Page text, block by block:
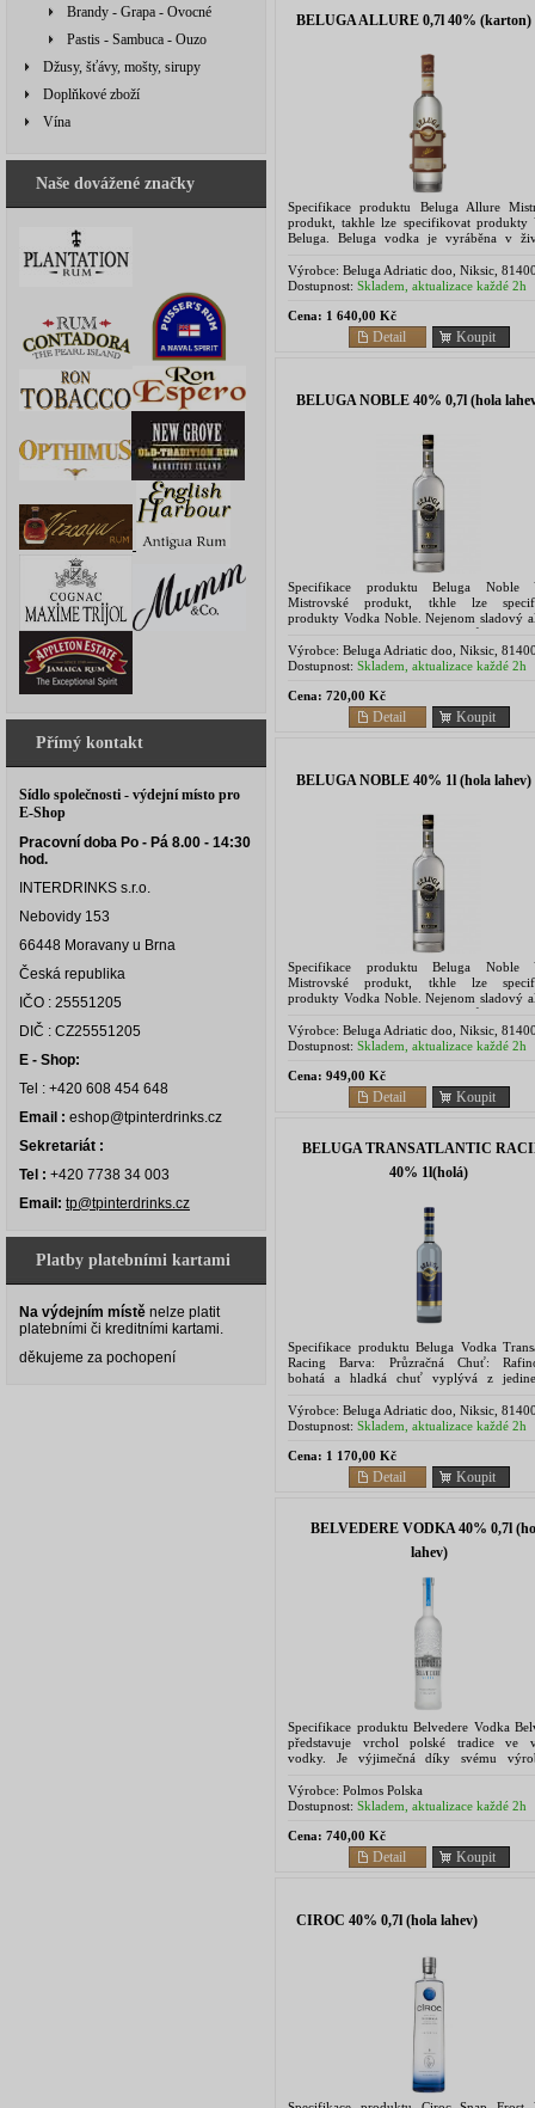
Brandy - Grapa - Ovocné
Pastis - Sambuca - Ouzo
Džusy, šťávy, mošty, sirupy
Doplňkové zboží
Vína
Naše dovážené značky
Přímý kontakt
Sídlo společnosti - výdejní místo pro
E-Shop
Pracovní doba Po - Pá 8.00 - 14:30
hod.
INTERDRINKS s.r.o.
Nebovidy 153
66448 Moravany u Brna
Česká republika
IČO : 25551205
DIČ : CZ25551205
E - Shop:
Tel : +420 608 454 648
Email : eshop@tpinterdrinks.cz
Sekretariát :
Tel : +420 7738 34 003
Email: tp@tpinterdrinks.cz
Platby platebními kartami
Na výdejním místě nelze platit
platebními či kreditními kartami.
děkujeme za pochopení
BELUGA ALLURE 0,7l 40% (karton)
Specifikace produktu Beluga Allure
produkt, takhle lze specifikovat produkty
Beluga. Beluga vodka je vyráběna v
je...
Výrobce: Beluga Adriatic doo, Niksic,
Montenegro - Černá Hora
Dostupnost: Skladem, aktualizace každé 2h
Cena: 1 640,00 Kč
Koupit
Detail
BELUGA NOBLE 40% 0,7l (hola
Specifikace produktu Beluga Noble
Mistrovské produkt, tkhle lze
produkty Vodka Noble. Nejenom sladový
té nejvyšší možné kvality a průzračná
voda, ale také pečlivá...
Výrobce: Beluga Adriatic doo, Niksic,
Montenegro - Černá Hora
Dostupnost: Skladem, aktualizace každé 2h
Cena: 720,00 Kč
Koupit
Detail
BELUGA NOBLE 40% 1l (hola lahev)
Specifikace produktu Beluga Noble
Mistrovské produkt, tkhle lze
produkty Vodka Noble. Nejenom sladový
té nejvyšší možné kvality a průzračná
voda, ale také pečlivá...
Výrobce: Beluga Adriatic doo, Niksic,
Montenegro - Černá Hora
Dostupnost: Skladem, aktualizace každé 2h
Cena: 949,00 Kč
Koupit
Detail
BELUGA TRANSATLANTIC
40% 1l(holá)
Specifikace produktu Beluga Vodka
Racing Barva: Průzračná Chuť:
bohatá a hladká chuť vyplývá z
sibiřských...
Výrobce: Beluga Adriatic doo, Niksic,
Montenegro - Černá Hora
Dostupnost: Skladem, aktualizace každé 2h
Cena: 1 170,00 Kč
Koupit
Detail
BELVEDERE VODKA 40% 0,7l
lahev)
Specifikace produktu Belvedere Vodka
představuje vrchol polské tradice ve
vodky. Je výjimečná díky svému
prochází třiatřiceti...
Výrobce: Polmos Polska
Dostupnost: Skladem, aktualizace každé 2h
Cena: 740,00 Kč
Koupit
Detail
CIROC 40% 0,7l (hola lahev)